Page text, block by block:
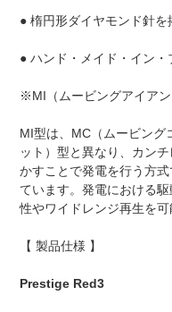
● 楕円形ダイヤモンド針を
● ハンド・メイド・イン
※MI（ムービングアイア
MI型は、MC（ムービング
ット）型と異なり、カン
かすことで発電を行う方
ています。発電における
性やワイドレンジ再生を可
【 製品仕様 】
Prestige Red3